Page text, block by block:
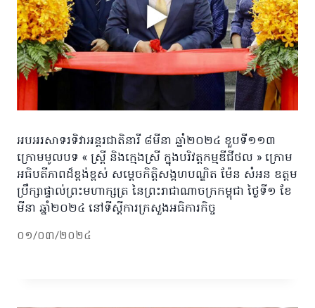
អបអរសាទរទិវាអន្តរជាតិនារី ៨មីនា ឆ្នាំ២០២៤ ខួបទី១១៣
ក្រោមមូលបទ « ស្រី្ត និងក្មេងស្រី ក្នុងបរិវត្តកម្មឌីជីថល » ក្រោម
អធិបតីភាពដ៏ខ្ពង់ខ្ពស់ សម្តេចកិត្តិសង្គហបណ្ឌិត ម៉ែន សំអន ឧត្តម
ប្រឹក្សាផ្ទាល់ព្រះមហាក្សត្រ នៃព្រះរាជាណាចក្រកម្ពុជា ថ្ងៃទី១ ខែ
មីនា ឆ្នាំ២០២៤ នៅទីស្តីការក្រសួងអធិការកិច្ច
០១/០៣/២០២៤